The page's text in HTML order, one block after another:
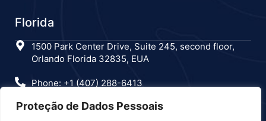
Proteção de Dados Pessoais
Florida
1500 Park Center Drive, Suite 245, second floor,
Orlando Florida 32835, EUA
Phone: +1 (407) 288-6413